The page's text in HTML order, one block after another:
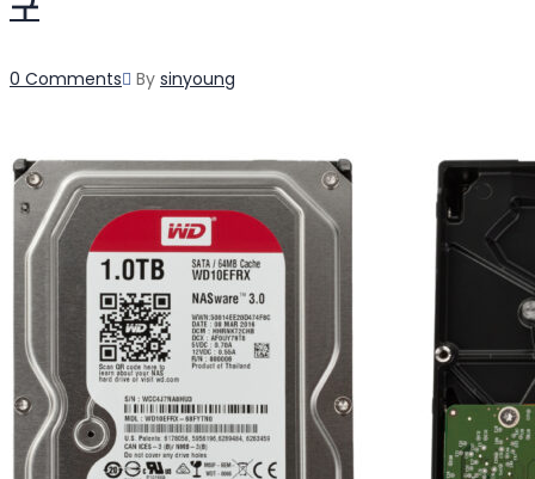
0 Comments By Author
sinyoung